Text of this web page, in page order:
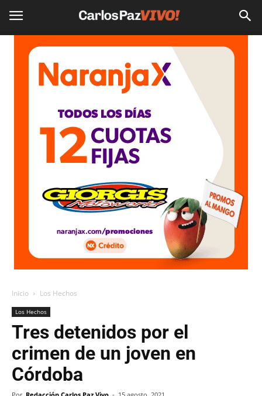
Inicio Los Hechos
Los Hechos
Tres detenidos por el
crimen de un joven en
Córdoba